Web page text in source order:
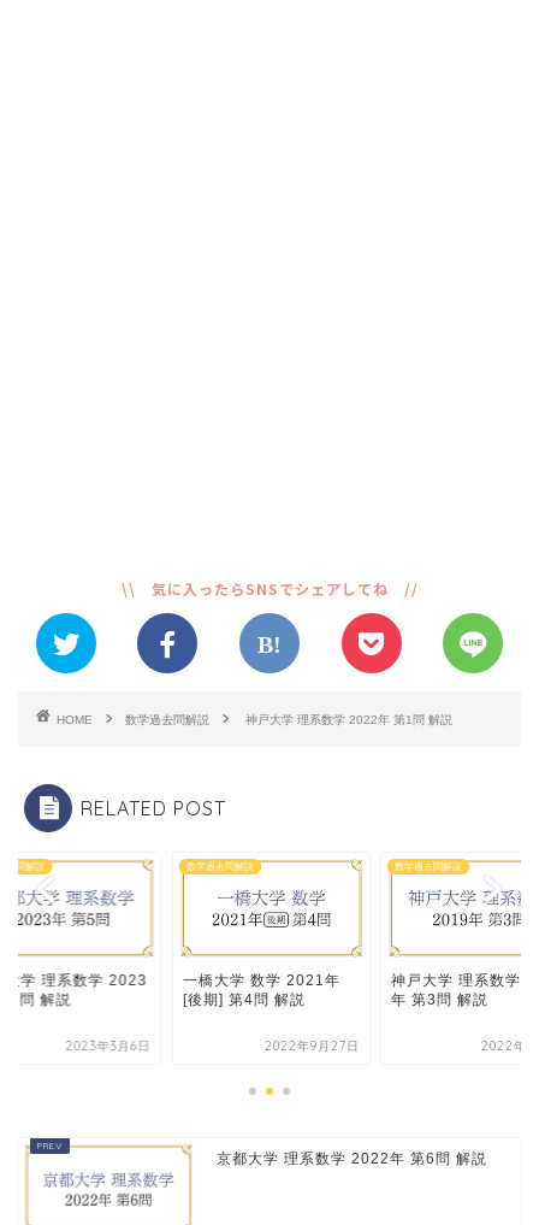
HOME 数学過去問解説 神戸大学 理系数学 2022年 第1問 解説
RELATED POST
去問解説
大学 理系数学 2023
5問 解説
2023年3月6日
数学過去問解説
一橋大学 数学 2021年
[後期] 第4問 解説
2022年9月27日
数学過去問解説
神戸大学 理系数学
年 第3問 解説
2022年9
京都大学 理系数学 2022年 第6問 解説